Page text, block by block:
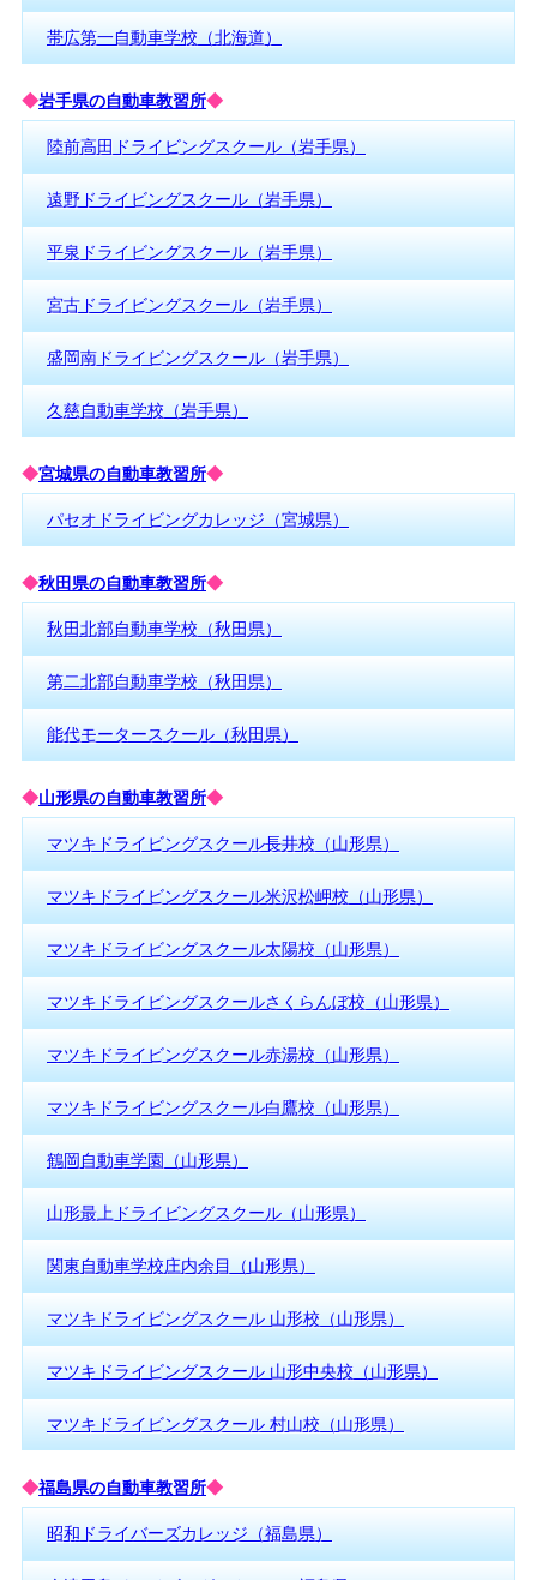
帯広第一自動車学校（北海道）
◆岩手県の自動車教習所◆
陸前高田ドライビングスクール（岩手県）
遠野ドライビングスクール（岩手県）
平泉ドライビングスクール（岩手県）
宮古ドライビングスクール（岩手県）
盛岡南ドライビングスクール（岩手県）
久慈自動車学校（岩手県）
◆宮城県の自動車教習所◆
パセオドライビングカレッジ（宮城県）
◆秋田県の自動車教習所◆
秋田北部自動車学校（秋田県）
第二北部自動車学校（秋田県）
能代モータースクール（秋田県）
◆山形県の自動車教習所◆
マツキドライビングスクール長井校（山形県）
マツキドライビングスクール米沢松岬校（山形県）
マツキドライビングスクール太陽校（山形県）
マツキドライビングスクールさくらんぼ校（山形県）
マツキドライビングスクール赤湯校（山形県）
マツキドライビングスクール白鷹校（山形県）
鶴岡自動車学園（山形県）
山形最上ドライビングスクール（山形県）
関東自動車学校庄内余目（山形県）
マツキドライビングスクール 山形校（山形県）
マツキドライビングスクール 山形中央校（山形県）
マツキドライビングスクール 村山校（山形県）
◆福島県の自動車教習所◆
昭和ドライバーズカレッジ（福島県）